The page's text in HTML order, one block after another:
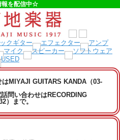
報を配信中☆
MIYAJI GUITARS KANDA（03-
問い合わせはRECORDING
）まで。